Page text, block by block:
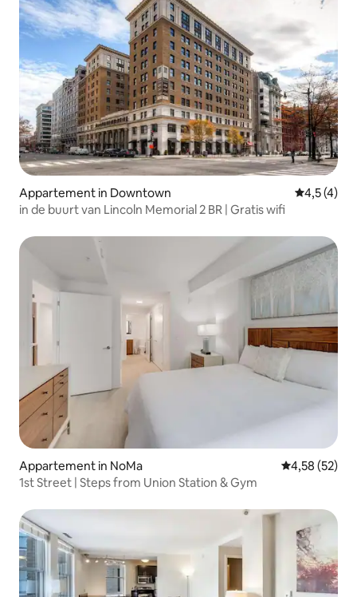
Appartement in Downtown
4,5 (4)
in de buurt van Lincoln Memorial 2 BR | Gratis wifi
Appartement in NoMa Gemiddelde
4,58 (52)
1st Street | Steps from Union Station & Gym